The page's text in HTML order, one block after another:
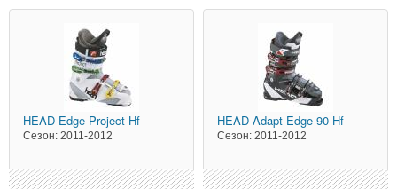
HEAD Edge Project Hf
Сезон: 2011-2012
HEAD Adapt Edge 90 Hf
Сезон: 2011-2012